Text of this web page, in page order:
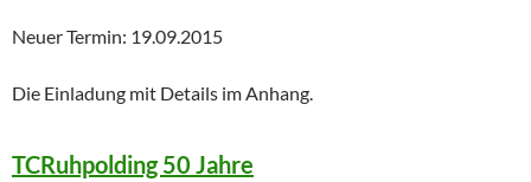
Neuer Termin: 19.09.2015
Die Einladung mit Details im Anhang.
TCRuhpolding 50 Jahre